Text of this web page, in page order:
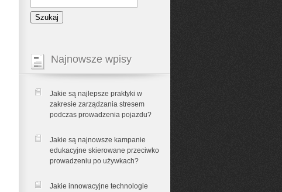
Najnowsze wpisy
Jakie są najlepsze praktyki w
zakresie zarządzania stresem
podczas prowadzenia pojazdu?
Jakie są najnowsze kampanie
edukacyjne skierowane przeciwko
prowadzeniu po używkach?
Jakie innowacyjne technologie